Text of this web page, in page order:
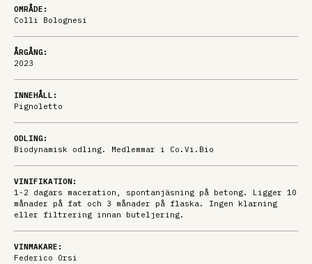
OMRÅDE:
Colli Bolognesi
ÅRGÅNG:
2023
INNEHÅLL:
Pignoletto
ODLING:
Biodynamisk odling. Medlemmar i Co.Vi.Bio
VINIFIKATION:
1-2 dagars maceration, spontanjäsning på betong. Ligger 10
månader på fat och 3 månader på flaska. Ingen klarning
eller filtrering innan buteljering.
VINMAKARE:
Federico Orsi